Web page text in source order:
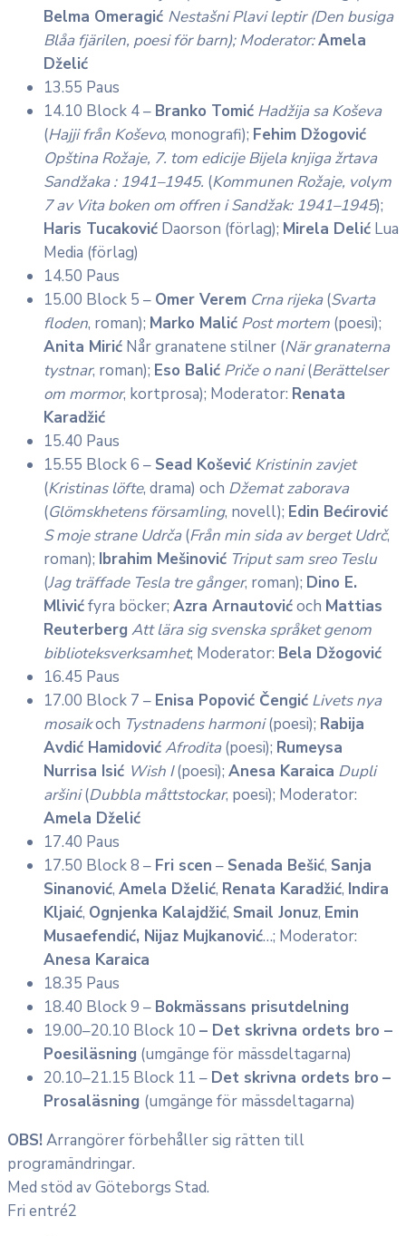
Belma Omeragić Nestašni Plavi leptir (Den busiga
Blåa fjärilen, poesi för barn); Moderator:Amela
Dželić
13.55 Paus
14.10 Block 4 – Branko Tomić Hadžija sa Koševa
(Hajji från Koševo, monografi); Fehim Džogović
Opština Rožaje, 7. tom edicije Bijela knjiga žrtava
Sandžaka : 1941–1945. (Kommunen Rožaje, volym
7 av Vita boken om offren i Sandžak: 1941–1945);
Haris Tucaković Daorson (förlag); Mirela Delić Lua
Media (förlag)
14.50 Paus
15.00 Block 5 – Omer Verem Crna rijeka(Svarta
floden, roman); Marko Malić Post mortem (poesi);
Anita Mirić Når granatene stilner (När granaterna
tystnar, roman); Eso Balić Priče o nani(Berättelser
om mormor, kortprosa); Moderator: Renata
Karadžić
15.40 Paus
15.55 Block 6 – Sead Košević Kristinin zavjet
(Kristinas löfte, drama) och Džemat zaborava
(Glömskhetens församling, novell); Edin Bećirović
S moje strane Udrča(Från min sida av berget Udrč,
roman); Ibrahim Mešinović Triput sam sreo Teslu
(Jag träffade Tesla tre gånger, roman); Dino E.
Mlivićfyra böcker; Azra Arnautovićoch Mattias
Reuterberg Att lära sig svenska språket genom
biblioteksverksamhet; Moderator: Bela Džogović
16.45 Paus
17.00 Block 7 – Enisa Popović Čengić Livets nya
mosaikoch Tystnadens harmoni(poesi); Rabija
Avdić HamidovićAfrodita(poesi); Rumeysa
Nurrisa Isić Wish I(poesi); Anesa Karaica Dupli
aršini(Dubbla måttstockar, poesi); Moderator:
Amela Dželić
17.40 Paus
17.50 Block 8 – Fri scen – Senada Bešić, Sanja
Sinanović, Amela Dželić, Renata Karadžić, Indira
Kljaić, Ognjenka Kalajdžić, Smail Jonuz, Emin
Musaefendić, Nijaz Mujkanović…; Moderator:
Anesa Karaica
18.35 Paus
18.40 Block 9 – Bokmässans prisutdelning
19.00–20.10 Block 10 – Det skrivna ordets bro –
Poesiläsning (umgänge för mässdeltagarna)
20.10–21.15 Block 11 – Det skrivna ordets bro –
Prosaläsning (umgänge för mässdeltagarna)
OBS!Arrangörer förbehåller sig rätten till
programändringar.
Med stöd av Göteborgs Stad.
Fri entré2